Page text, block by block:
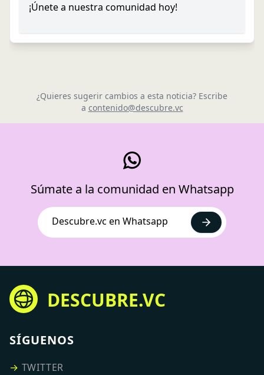
¡Únete a nuestra comunidad hoy!
¿Quieres sugerir cambios a esta noticia? Escribe
a contenido@descubre.vc
Súmate a la comunidad en Whatsapp
Descubre.vc en Whatsapp
DESCUBRE.VC
SÍGUENOS
→ TWITTER